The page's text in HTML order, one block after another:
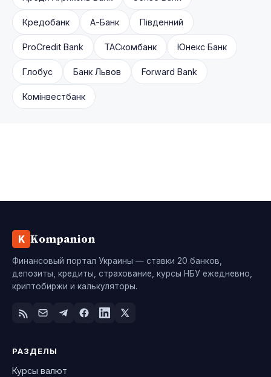
Кредобанк А-Банк Південний
ProCredit Bank ТАСкомбанк Юнекс Банк
Глобус Банк Львов Forward Bank
Комінвестбанк
K Kompanion
Финансовый портал Украины — ставки 20 банков,
депозиты, кредиты, страхование, курсы НБУ ежедневно,
криптобиржи и калькуляторы.
РАЗДЕЛЫ
Курсы валют